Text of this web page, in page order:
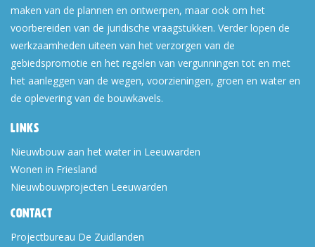
maken van de plannen en ontwerpen, maar ook om het
voorbereiden van de juridische vraagstukken. Verder lopen de
werkzaamheden uiteen van het verzorgen van de
gebiedspromotie en het regelen van vergunningen tot en met
het aanleggen van de wegen, voorzieningen, groen en water en
de oplevering van de bouwkavels.
Links
Nieuwbouw aan het water in Leeuwarden
Wonen in Friesland
Nieuwbouwprojecten Leeuwarden
Contact
Projectbureau De Zuidlanden